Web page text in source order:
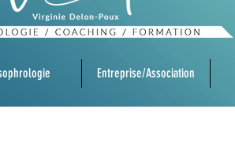
Entreprise/Association